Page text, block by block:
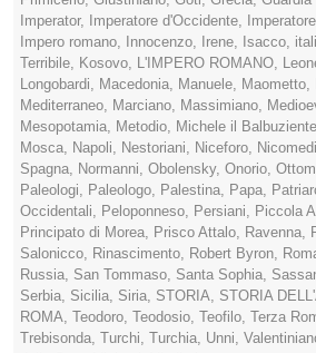
Imperator, Imperatore d'Occidente,
Impero romano, Innocenzo, Irene, Isacco,
Terribile, Kosovo, L'IMPERO ROMANO,
Longobardi, Macedonia, Manuele, Maometto,
Mediterraneo, Marciano, Massimiano,
Mesopotamia, Metodio, Michele il Balbuziente
Mosca, Napoli, Nestoriani, Niceforo,
Spagna, Normanni, Obolensky, Onorio,
Paleologi, Paleologo, Palestina, Papa,
Occidentali, Peloponneso, Persiani, Piccola
Principato di Morea, Prisco Attalo, Ravenna,
Salonicco, Rinascimento, Robert Byron,
Russia, San Tommaso, Santa Sophia,
Serbia, Sicilia, Siria, STORIA, STORIA
ROMA, Teodoro, Teodosio, Teofilo, Terza
Trebisonda, Turchi, Turchia, Unni,